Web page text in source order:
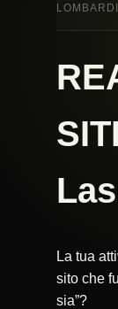
La tua
sito che
sia”?